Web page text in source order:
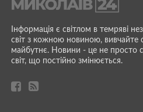
Інформація є світлом в темряві
світ з кожною новиною, вивчайте
майбутнє. Новини - це не просто
світ, що постійно змінюється.